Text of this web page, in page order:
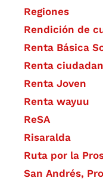
Regiones
Rendición de
Renta Básica
Renta
Renta Joven
Renta wayuu
ReSA
Risaralda
Ruta por la
San Andrés,